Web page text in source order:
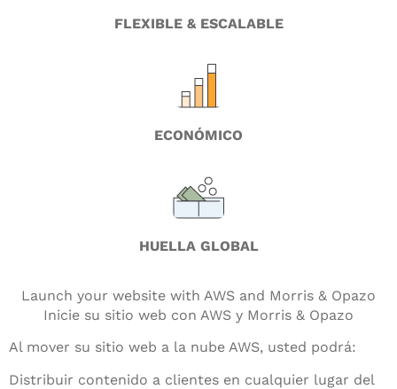
FLEXIBLE & ESCALABLE
ECONÓMICO
HUELLA GLOBAL
Launch your website with AWS and Morris & Opazo
Inicie su sitio web con AWS y Morris & Opazo
Al mover su sitio web a la nube AWS, usted podrá:
Distribuir contenido a clientes en cualquier lugar del